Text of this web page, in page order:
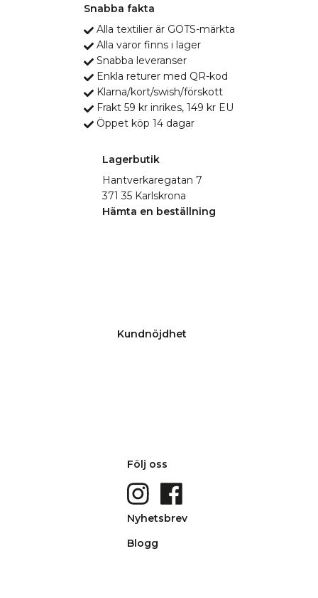
Snabba fakta
Alla textilier är GOTS-märkta
Alla varor finns i lager
Snabba leveranser
Enkla returer med QR-kod
Klarna/kort/swish/förskott
Frakt 59 kr inrikes, 149 kr EU
Öppet köp 14 dagar
Lagerbutik
Hantverkaregatan 7
371 35 Karlskrona
Hämta en beställning
Kundnöjdhet
Följ oss
Nyhetsbrev
Blogg